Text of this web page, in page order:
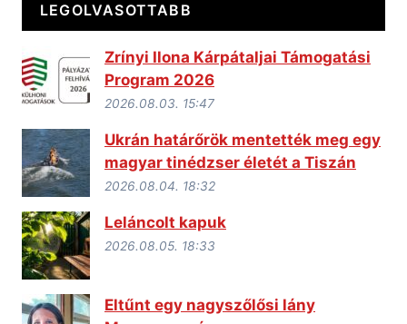
LEGOLVASOTTABB
Zrínyi Ilona Kárpátaljai Támogatási
Program 2026
2026.08.03. 15:47
Ukrán határőrök mentették meg egy
magyar tinédzser életét a Tiszán
2026.08.04. 18:32
Leláncolt kapuk
2026.08.05. 18:33
Eltűnt egy nagyszőlősi lány